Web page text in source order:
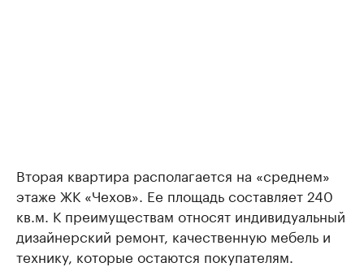
Вторая квартира располагается на «среднем»
этаже ЖК «Чехов». Ее площадь составляет 240
кв.м. К преимуществам относят индивидуальный
дизайнерский ремонт, качественную мебель и
технику, которые остаются покупателям.